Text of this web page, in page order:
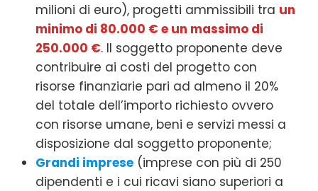
milioni di euro), progetti ammissibili tra un
minimo di 80.000 € e un massimo di
250.000 €. Il soggetto proponente deve
contribuire ai costi del progetto con
risorse finanziarie pari ad almeno il 20%
del totale dell’importo richiesto ovvero
con risorse umane, beni e servizi messi a
disposizione dal soggetto proponente;
Grandi imprese (imprese con più di 250
dipendenti e i cui ricavi siano superiori a